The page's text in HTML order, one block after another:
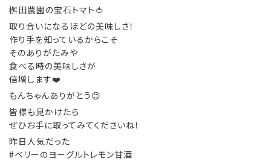
桝田農園の宝石トマト🍅
取り合いになるほどの美味しさ！
作り手を知っているからこそ
そのありがたみや
食べる時の美味しさが
倍増します❤️
もんちゃんありがとう😊
皆様も見かけたら
ぜひお手に取ってみてくださいね！
昨日人気だった
#ベリーのヨーグルトレモン甘酒